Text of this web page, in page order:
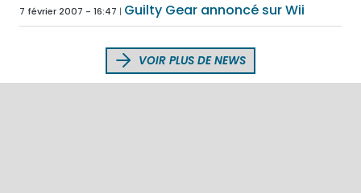
7 février 2007 - 16:47 Guilty Gear annoncé sur Wii
VOIR PLUS DE NEWS